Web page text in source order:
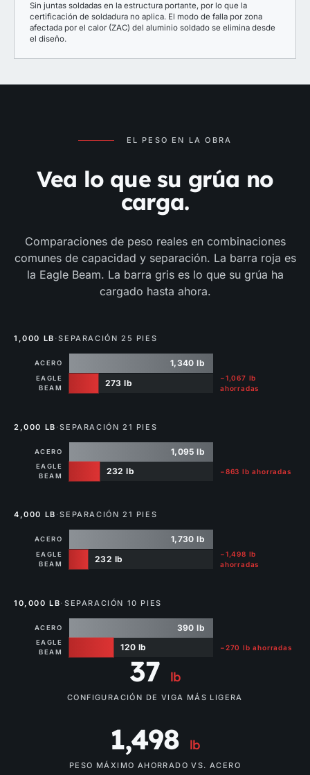
Sin juntas soldadas en la estructura portante, por lo que la
certificación de soldadura no aplica. El modo de falla por zona
afectada por el calor (ZAC) del aluminio soldado se elimina desde
el diseño.
EL PESO EN LA OBRA
Vea lo que su grúa no
carga.
Comparaciones de peso reales en combinaciones
comunes de capacidad y separación. La barra roja es
la Eagle Beam. La barra gris es lo que su grúa ha
cargado hasta ahora.
1,000 LB ·SEPARACIÓN 25 PIES
ACERO 1,340 lb
EAGLE
BEAM
273 lb
−1,067 lb
ahorradas
2,000 LB ·SEPARACIÓN 21 PIES
ACERO 1,095 lb
EAGLE
BEAM
232 lb −863 lb ahorradas
4,000 LB ·SEPARACIÓN 21 PIES
ACERO 1,730 lb
EAGLE
BEAM
232 lb
−1,498 lb
ahorradas
10,000 LB·SEPARACIÓN 10 PIES
ACERO 390 lb
EAGLE
BEAM
120 lb −270 lb ahorradas
37 lb
CONFIGURACIÓN DE VIGA MÁS LIGERA
1,498 lb
PESO MÁXIMO AHORRADO VS. ACERO